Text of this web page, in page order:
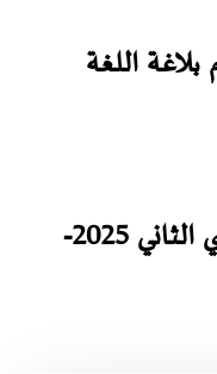
بلاغة اللغة
برنامج امتحانات السداسي الثاني 2025-